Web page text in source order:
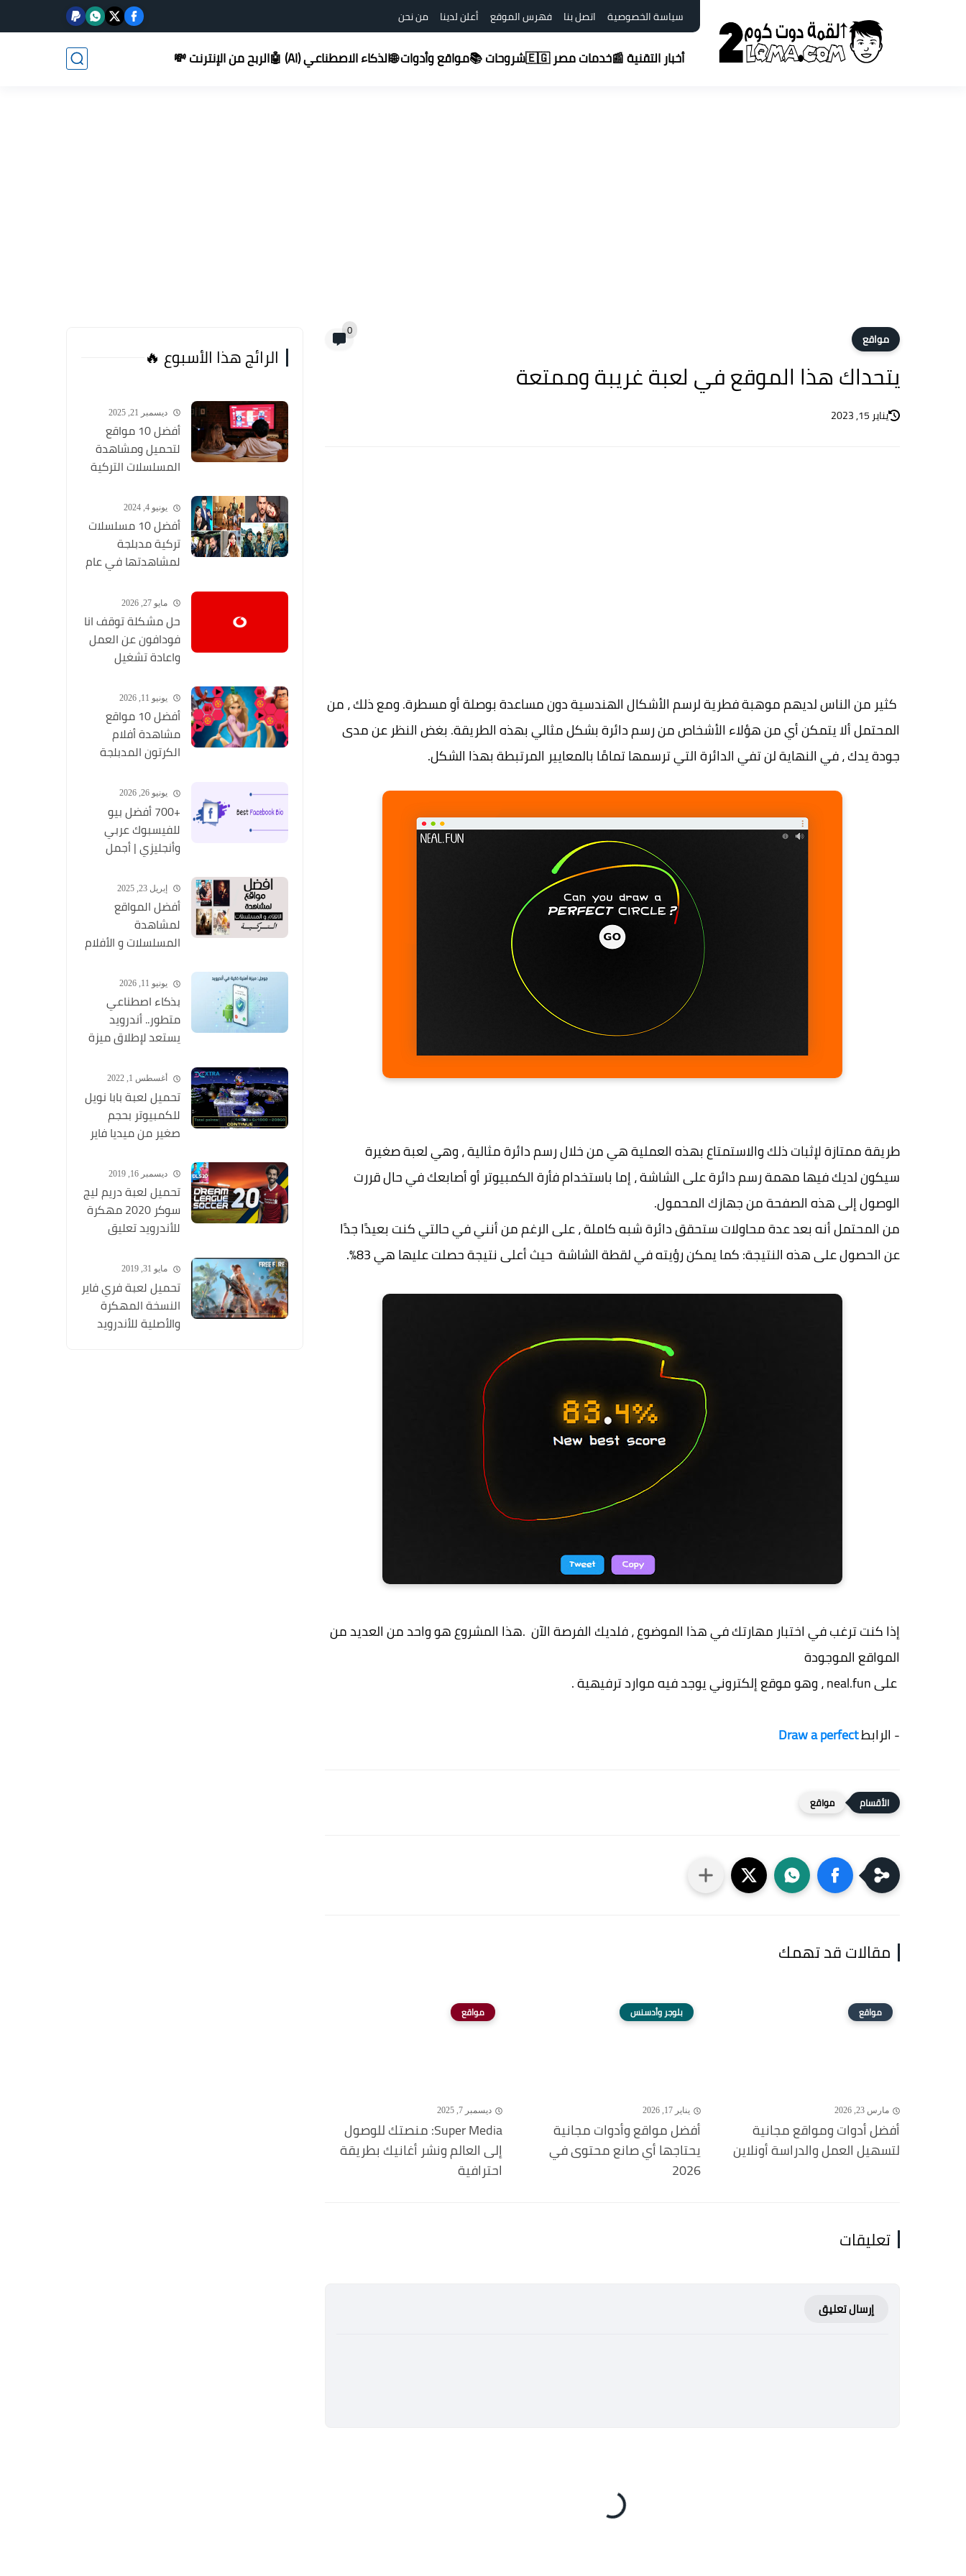
سياسة الخصوصية اتصل بنا فهرس الموقع أعلن لدينا من نحن
أخبار التقنية 📰خدمات مصر 🇪🇬 شروحات 📚مواقع وأدوات 🌐الذكاء الاصطناعي (AI) 🤖 الربح من الإنترنت 💸
مواقع 0
يتحداك هذا الموقع في لعبة غريبة وممتعة
يناير 15, 2023
كثير من الناس لديهم موهبة فطرية لرسم الأشكال الهندسية دون مساعدة بوصلة أو مسطرة. ومع ذلك ، من
المحتمل ألا يتمكن أي من هؤلاء الأشخاص من رسم دائرة بشكل مثالي بهذه الطريقة. بغض النظر عن مدى
جودة يدك ، في النهاية لن تفي الدائرة التي ترسمها تمامًا بالمعايير المرتبطة بهذا الشكل.
طريقة ممتازة لإثبات ذلك والاستمتاع بهذه العملية هي من خلال رسم دائرة مثالية ، وهي لعبة صغيرة
سيكون لديك فيها مهمة رسم دائرة على الشاشة ، إما باستخدام فأرة الكمبيوتر أو أصابعك في حال قررت
الوصول إلى هذه الصفحة من جهازك المحمول.
من المحتمل أنه بعد عدة محاولات ستحقق دائرة شبه كاملة ، على الرغم من أنني في حالتي كنت بعيدًا جدًا
عن الحصول على هذه النتيجة: كما يمكن رؤيته في لقطة الشاشة حيث أعلى نتيجة حصلت عليها هي 83%.
إذا كنت ترغب في اختبار مهارتك في هذا الموضوع ، فلديك الفرصة الآن .هذا المشروع هو واحد من العديد من
المواقع الموجودة
على neal.fun ، وهو موقع إلكتروني يوجد فيه موارد ترفيهية .
- الرابطDraw a perfect
مواقع
مقالات قد تهمك
مواقع
مارس 23, 2026
أفضل أدوات ومواقع مجانية
لتسهيل العمل والدراسة أونلاين
بلوجر وأدسنس
يناير 17, 2026
أفضل مواقع وأدوات مجانية
يحتاجها أي صانع محتوى في
2026
مواقع
ديسمبر 7, 2025
Super Media: منصتك للوصول
إلى العالم ونشر أغانيك بطريقة
احترافية
تعليقات
إرسال تعليق
الرائج هذا الأسبوع 🔥
ديسمبر 21, 2025
أفضل 10 مواقع
لتحميل ومشاهدة
المسلسلات التركية
يونيو 4, 2024
أفضل 10 مسلسلات
تركية مدبلجة
لمشاهدتها في عام
المسلسلات التركية
HD)
مايو 27, 2026
حل مشكلة توقف انا
فودافون عن العمل
واعادة تشغيل
يونيو 11, 2026
أفضل 10 مواقع
مشاهدة أفلام
الكرتون المدبلجة
يونيو 26, 2026
+700 أفضل بيو
للفيسبوك عربي
وأنجليزي | أجمل
للفيسبوك 2026
Facebook Stylish Bio
إبريل 23, 2025
أفضل المواقع
لمشاهدة
المسلسلات و الأفلام
وبجودة عالية
يونيو 11, 2026
بذكاء اصطناعي
متطور.. أندرويد
يستعد لإطلاق ميزة
المكالمات الاحتيالية
وتنهيها فوراً
أغسطس 1, 2022
تحميل لعبة بابا نويل
للكمبيوتر بحجم
صغير من ميديا فاير
ديسمبر 16, 2019
تحميل لعبة دريم ليج
سوكر 2020 مهكرة
للأندرويد تعليق
اصدار) Dream
League Soccer
مايو 31, 2019
تحميل لعبة فري فاير
النسخة المهكرة
والأصلية للأندرويد